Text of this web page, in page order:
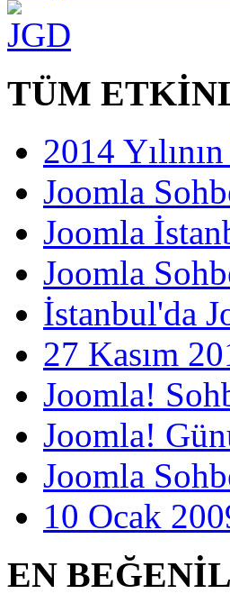
TÜM
2014
Joomla
Joomla
Joomla
İstanbul'da
27 Kasım
Joomla!
Joomla!
Joomla
10 Ocak
EN